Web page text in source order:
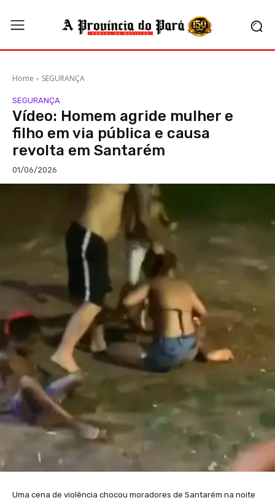
Home SEGURANÇA
SEGURANÇA
Vídeo: Homem agride mulher e
filho em via pública e causa
revolta em Santarém
01/06/2026
Uma cena de violência chocou moradores de Santarém na noite